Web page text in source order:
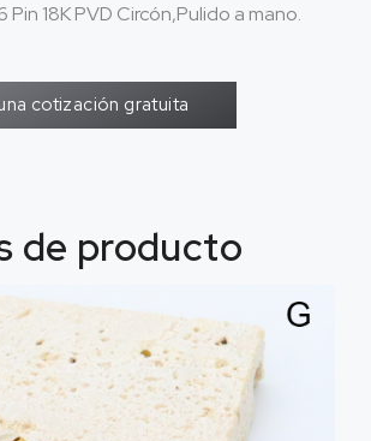
Pin 18K PVD Circón,Pulido a mano.
cotización gratuita
de producto